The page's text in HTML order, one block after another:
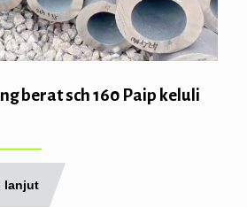
berat sch 160 Paip keluli
lanjut